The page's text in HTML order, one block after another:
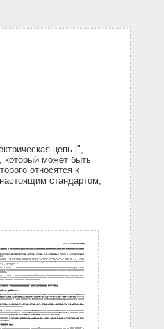
цепь i",
который может быть
относятся к
стандартом,